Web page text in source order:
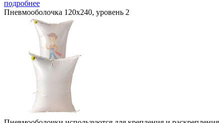
подробнее
Пневмооболочка 120х240, уровень 2